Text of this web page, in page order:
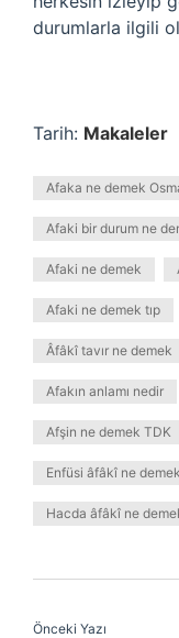
durumlarla ilgili
Tarih: Makaleler
Afaka ne demek
Afaki bir durum ne
Afaki ne demek
Afaki ne demek tıp
Âfâkî tavır ne demek
Afakın anlamı nedir
Afşin ne demek TDK
Enfüsi âfâkî ne demek
Hacda âfâkî ne
Önceki Yazı